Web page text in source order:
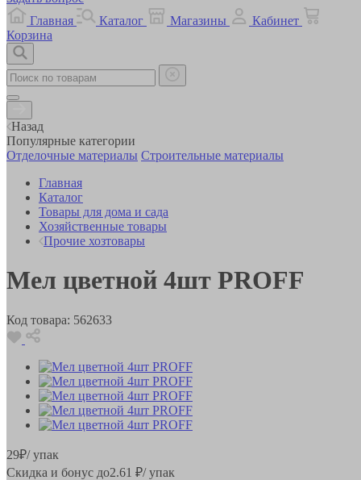
Главная
Каталог Магазины
Кабинет
Корзина
Назад
Популярные категории
Отделочные материалы Строительные материалы
Главная
Каталог
Товары для дома и сада
Хозяйственные товары
Прочие хозтовары
Мел цветной 4шт PROFF
Код товара: 562633
29₽/ упак
Скидка и бонус до2.61 ₽/ упак